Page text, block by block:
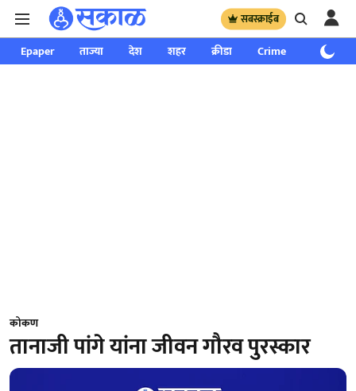
सबस्क्राईब
Epaper ताज्या देश शहर क्रीडा Crime साप्ताहिक
कोकण
तानाजी पांगे यांना जीवन गौरव पुरस्कार